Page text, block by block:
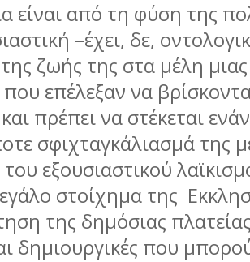
είναι από τη φύση της
–έχει, δε,
ζωής της στα μέλη
που επέλεξαν να
πρέπει να στέκεται
σφιχταγκάλιασμά της
εξουσιαστικού
στοίχημα της
της δημόσιας
δημιουργικές που